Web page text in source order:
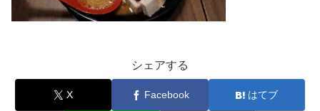
シェアする
X Facebook はてブ